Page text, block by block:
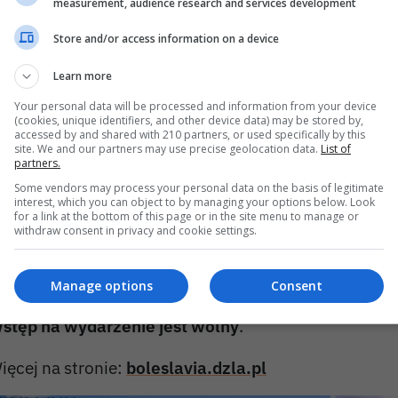
Bolesłavia, działająca od 1965 roku, regularnie
mistrzostw Polski i reprezentantów
zapraszają mieszkańców do
na wydarzenie jest wolny.
na stronie: boleslavia.dzla.pl
Store and/or access information on a device
Learn more
Your personal data will be processed and information from your device
(cookies, unique identifiers, and other device data) may be stored by,
accessed by and shared with 210 partners, or used specifically by this
site. We and our partners may use precise geolocation data. List of
partners.
Some vendors may process your personal data on the basis of legitimate
interest, which you can object to by managing your options below. Look
for a link at the bottom of this page or in the site menu to manage or
withdraw consent in privacy and cookie settings.
Consent
Manage options